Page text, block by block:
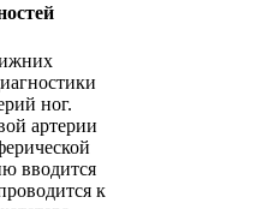
ног.
артерии
вводится
к